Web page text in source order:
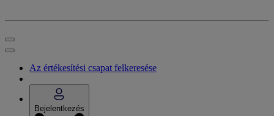
Az értékesítési csapat felkeresése
Bejelentkezés